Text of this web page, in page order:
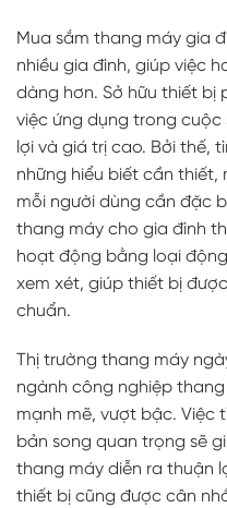
Mua sắm thang máy gia
nhiều gia đình, giúp việc
dàng hơn. Sở hữu thiết bị
việc ứng dụng trong
lợi và giá trị cao. Bởi thế,
những hiểu biết cần thiết,
mỗi người dùng cần đặc
thang máy cho gia đình
hoạt động bằng loại
xem xét, giúp thiết bị
chuẩn.
Thị trường thang máy
ngành công nghiệp
mạnh mẽ, vượt bậc. Việc
bản song quan trọng sẽ
thang máy diễn ra thuận
thiết bị cũng được cân